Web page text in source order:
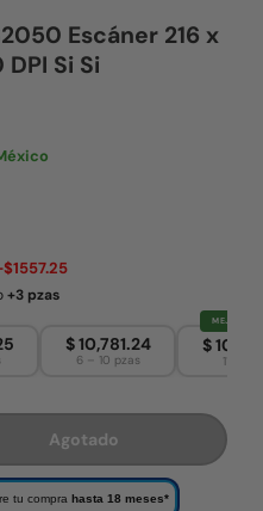
Escáner 216 x
Si Si
+3 pzas
$ 10,781.24
6 – 10 pzas
MEJOR
$
11+
Agotado
tu compra hasta 18 meses*